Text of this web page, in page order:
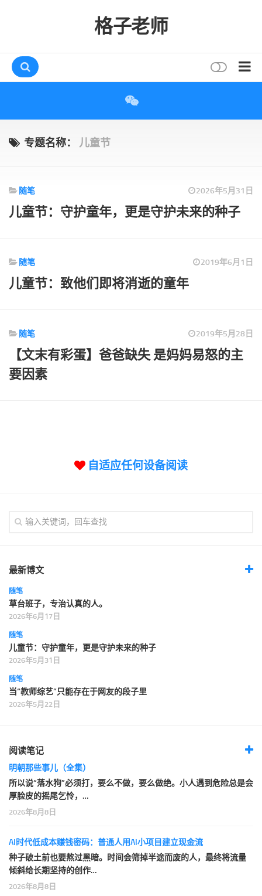
格子老师
互动
标签
论坛
页面
关于
博客树
专题名称： 儿童节
随笔 2026年5月31日
儿童节：守护童年，更是守护未来的种子
随笔 2019年6月1日
儿童节：致他们即将消逝的童年
随笔 2019年5月28日
【文末有彩蛋】爸爸缺失 是妈妈易怒的主
要因素
自适应任何设备阅读
最新博文
随笔
草台班子，专治认真的人。
2026年6月17日
随笔
儿童节：守护童年，更是守护未来的种子
2026年5月31日
随笔
当“教师综艺”只能存在于网友的段子里
2026年5月22日
阅读笔记
明朝那些事儿（全集）
所以说“落水狗”必须打，要么不做，要么做绝。小人遇到危险总是会
厚脸皮的摇尾乞怜，…
2026年8月8日
AI时代低成本赚钱密码：普通人用AI小项目建立现金流
种子破土前也要熬过黑暗。时间会筛掉半途而废的人，最终将流量
倾斜给长期坚持的创作…
2026年8月8日